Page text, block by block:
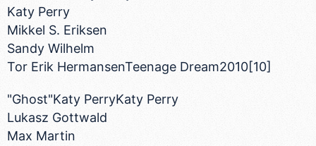
Katy Perry
Mikkel S. Eriksen
Sandy Wilhelm
Tor Erik HermansenTeenage Dream2010[10]
"Ghost"Katy PerryKaty Perry
Lukasz Gottwald
Max Martin